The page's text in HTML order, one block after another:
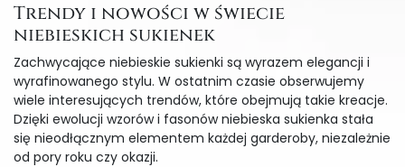
Trendy i nowości w świecie
niebieskich sukienek
Zachwycające niebieskie sukienki są wyrazem elegancji i
wyrafinowanego stylu. W ostatnim czasie obserwujemy
wiele interesujących trendów, które obejmują takie kreacje.
Dzięki ewolucji wzorów i fasonów niebieska sukienka stała
się nieodłącznym elementem każdej garderoby, niezależnie
od pory roku czy okazji.